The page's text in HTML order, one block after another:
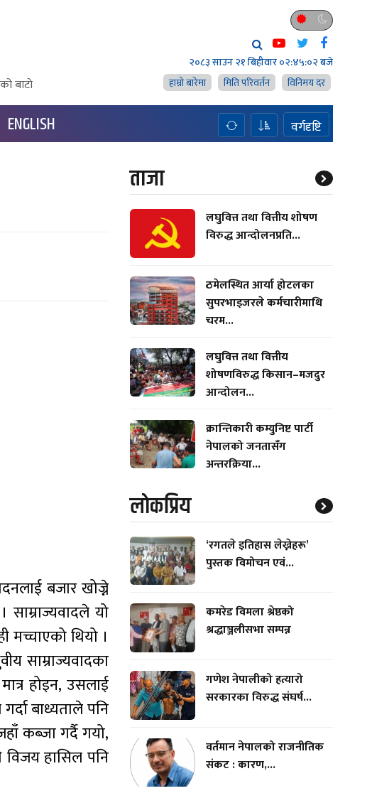
बाटाे
२०८३ साउन २१ बिहीवार०२:४५:०३ बजे
हाम्राे बारेमा
मिति परिवर्तन विनिमय दर
ENGLISH वर्गदृष्टि
बजार खोज्ने
यो
मच्चाएको थियो ।
साम्राज्यवादका
होइन, उसलाई
बाध्यताले पनि
कब्जा गर्दै गयो,
विजय हासिल पनि
ताजा
लघुवित्त तथा वित्तीय शोषण
विरुद्ध आन्दोलनप्रति...
ठमेलस्थित आर्या होटलका
सुपरभाइजरले कर्मचारीमाथि
चरम...
लघुवित्त तथा वित्तीय
शोषणविरुद्ध किसान–मजदुर
आन्दोलन...
क्रान्तिकारी कम्युनिष्ट पार्टी
नेपालको जनतासँग
अन्तरक्रिया...
लाेकप्रिय
‘रगतले इतिहास लेख्नेहरू’
पुस्तक विमोचन एवं...
कमरेड विमला श्रेष्ठको
श्रद्धाञ्जलीसभा सम्पन्न
गणेश नेपालीको हत्यारो
सरकारका विरुद्ध संघर्ष...
वर्तमान नेपालको राजनीतिक
संकट : कारण,...